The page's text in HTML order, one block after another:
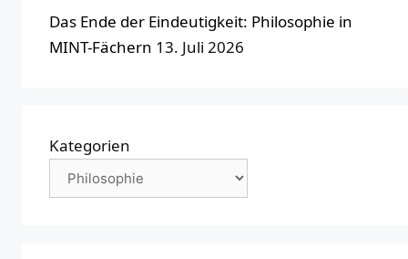
Das Ende der Eindeutigkeit: Philosophie in
MINT-Fächern 13. Juli 2026
Kategorien